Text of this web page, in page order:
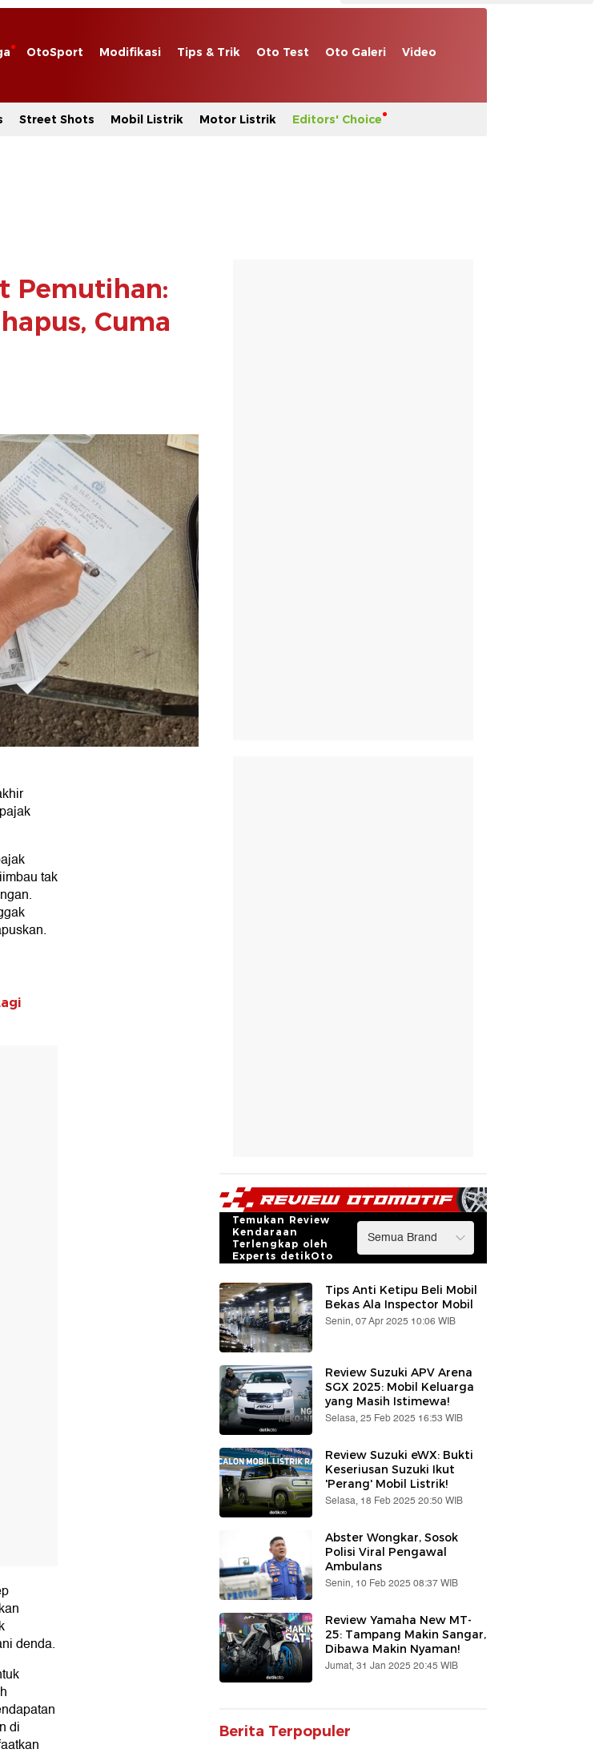
OtoSport Modifikasi Tips & Trik Oto Test Oto Galeri Video
Street Shots Mobil Listrik Motor Listrik Editors' Choice
Pemutihan:
Cuma
tak
denda.
di
Temukan Review
Kendaraan
Terlengkap oleh
Experts detikOto
Tips Anti Ketipu Beli Mobil
Bekas Ala Inspector Mobil
Senin, 07 Apr 2025 10:06 WIB
Review Suzuki APV Arena
SGX 2025: Mobil Keluarga
yang Masih Istimewa!
Selasa, 25 Feb 2025 16:53 WIB
Review Suzuki eWX: Bukti
Keseriusan Suzuki Ikut
'Perang' Mobil Listrik!
Selasa, 18 Feb 2025 20:50 WIB
Abster Wongkar, Sosok
Polisi Viral Pengawal
Ambulans
Senin, 10 Feb 2025 08:37 WIB
Review Yamaha New MT-
25: Tampang Makin Sangar,
Dibawa Makin Nyaman!
Jumat, 31 Jan 2025 20:45 WIB
Berita Terpopuler